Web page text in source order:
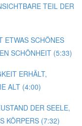
TEIL DER
ETWAS SCHÖNES
SCHÖNHEIT (5:33)
ERHÄLT,
ALT (4:00)
DER SEELE,
KÖRPERS (7:32)